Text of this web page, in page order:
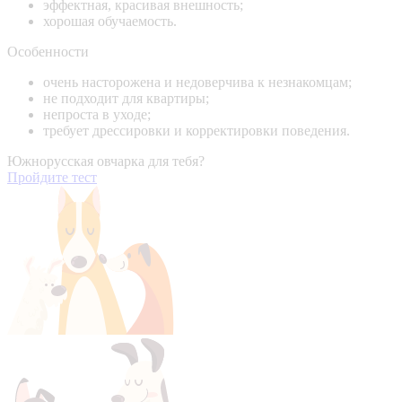
эффектная, красивая внешность;
хорошая обучаемость.
Особенности
очень насторожена и недоверчива к незнакомцам;
не подходит для квартиры;
непроста в уходе;
требует дрессировки и корректировки поведения.
Южнорусская овчарка для тебя?
Пройдите тест